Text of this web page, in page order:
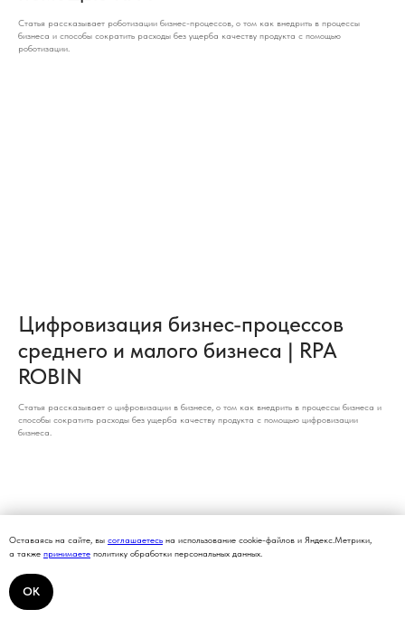
Статья рассказывает роботизации бизнес-процессов, о том как внедрить в процессы
бизнеса и способы сократить расходы без ущерба качеству продукта с помощью
роботизации.
Цифровизация бизнес-процессов
среднего и малого бизнеса | RPA
ROBIN
Статья рассказывает о цифровизации в бизнесе, о том как внедрить в процессы бизнеса и
способы сократить расходы без ущерба качеству продукта с помощью цифровизации
бизнеса.
Оставаясь на сайте, вы соглашаетесь на использование cookie-файлов и Яндекс.Метрики,
а также принимаете политику обработки персональных данных.
ОК